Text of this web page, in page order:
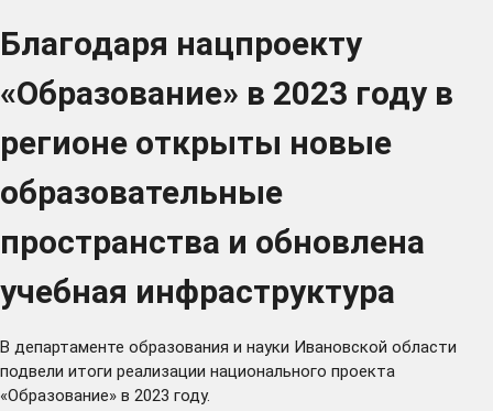
Благодаря нацпроекту
«Образование» в 2023 году в
регионе открыты новые
образовательные
пространства и обновлена
учебная инфраструктура
В департаменте образования и науки Ивановской области
подвели итоги реализации национального проекта
«Образование» в 2023 году.